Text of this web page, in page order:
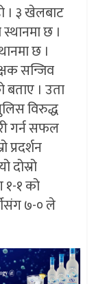
। ३ खेलबाट
छ ।
छ ।
सन्जिव
। उता
विरुद्ध
गर्न सफल
१-१ को
७-० ले